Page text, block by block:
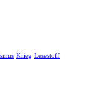
Krieg Lesestoff